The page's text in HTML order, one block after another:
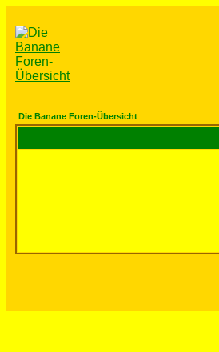
Die Banane Foren-Übersicht